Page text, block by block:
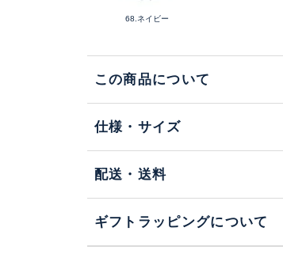
68.ネイビー
この商品について
仕様・サイズ
配送・送料
ギフトラッピングについて